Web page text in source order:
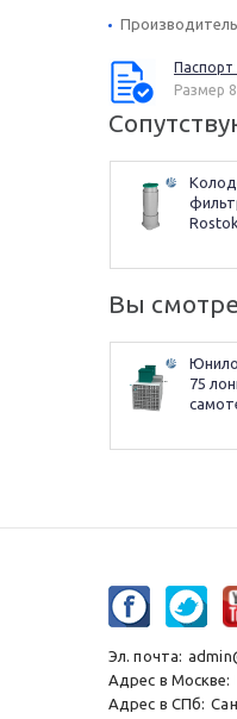
Производитель
Размер
Вы
75
Эл. почта:
Адрес в Москве:
Адрес в СПб: